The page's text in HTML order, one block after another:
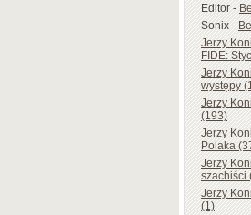
Editor-
Sonix-
Jerzy
FIDE:
Jerzy
występy
Jerzy
(193)
Jerzy
Polaka
Jerzy
szachiści
Jerzy
(1)